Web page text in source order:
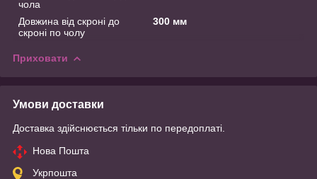
чола
Довжина від скроні до
скроні по чолу
300 мм
Приховати
Умови доставки
Доставка здійснюється тільки по передоплаті.
Нова Пошта
Укрпошта